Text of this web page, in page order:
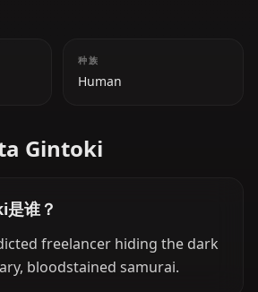
种族
Human
Gintoki
谁？
freelancer hiding the dark
bloodstained samurai.